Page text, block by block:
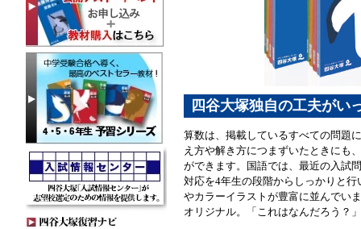
四谷大塚独自の工夫がい
算数は、掲載しているすべての問題
え方や解き方につまずいたときにも
ができます。国語では、最近の入試
対応を4年生の段階からしっかりと
やカラーイラストが豊富に並んでい
オリジナル。「これはなんだろう？